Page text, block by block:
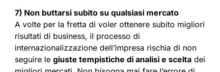
7) Non buttarsi subito su qualsiasi mercato
A volte per la fretta di voler ottenere subito migliori
risultati di business, il processo di
internazionalizzazione dell’impresa rischia di non
seguire le giuste tempistiche di analisi e scelta dei